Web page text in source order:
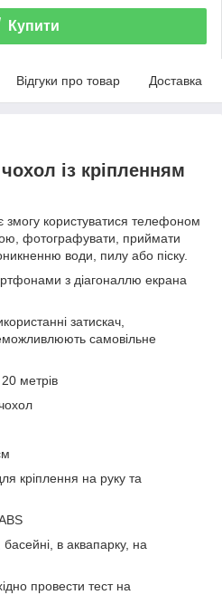
Купити
Відгуки про товар Доставка
із кріпленням
користуватися телефоном
фотографувати, приймати
води, пилу або піску.
з діагоналлю екрана
затискач,
самовільне
метрів
кріплення на руку та
в аквапарку, на
провести тест на